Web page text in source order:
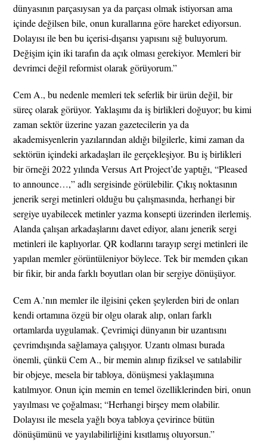
dünyasının parçasıysan ya da parçası olmak istiyorsan ama
içinde değilsen bile, onun kurallarına göre hareket ediyorsun.
Dolayısı ile ben bu içerisi-dışarısı yapısını sığ buluyorum.
Değişim için iki tarafın da açık olması gerekiyor. Memleri bir
devrimci değil reformist olarak görüyorum.”
Cem A., bu nedenle memleri tek seferlik bir ürün değil, bir
süreç olarak görüyor. Yaklaşımı da iş birlikleri doğuyor; bu kimi
zaman sektör üzerine yazan gazetecilerin ya da
akademisyenlerin yazılarından aldığı bilgilerle, kimi zaman da
sektörün içindeki arkadaşları ile gerçekleşiyor. Bu iş birlikleri
bir örneği 2022 yılında Versus Art Project’de yaptığı, “Pleased
to announce…,” adlı sergisinde görülebilir. Çıkış noktasının
jenerik sergi metinleri olduğu bu çalışmasında, herhangi bir
sergiye uyabilecek metinler yazma konsepti üzerinden ilerlemiş.
Alanda çalışan arkadaşlarını davet ediyor, alanı jenerik sergi
metinleri ile kaplıyorlar. QR kodlarını tarayıp sergi metinleri ile
yapılan memler görüntüleniyor böylece. Tek bir memden çıkan
bir fikir, bir anda farklı boyutları olan bir sergiye dönüşüyor.
Cem A.’nın memler ile ilgisini çeken şeylerden biri de onları
kendi ortamına özgü bir olgu olarak alıp, onları farklı
ortamlarda uygulamak. Çevrimiçi dünyanın bir uzantısını
çevrimdışında sağlamaya çalışıyor. Uzantı olması burada
önemli, çünkü Cem A., bir memin alınıp fiziksel ve satılabilir
bir objeye, mesela bir tabloya, dönüşmesi yaklaşımına
katılmıyor. Onun için memin en temel özelliklerinden biri, onun
yayılması ve çoğalması; “Herhangi birşey mem olabilir.
Dolayısı ile mesela yağlı boya tabloya çevirince bütün
dönüşümünü ve yayılabilirliğini kısıtlamış oluyorsun.”